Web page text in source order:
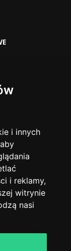
i innych
i reklamy,
witrynie
nasi